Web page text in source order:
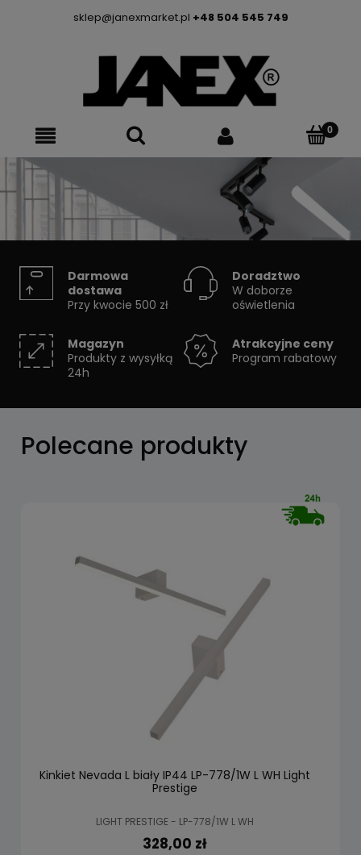
sklep@janexmarket.pl +48 504 545 749
SYSTEMY SZYNOWE
Skorzystaj z konfiguratora
Darmowa
dostawa
Przy kwocie 500 zł
Doradztwo
W doborze
oświetlenia
Magazyn
Produkty z wysyłką
24h
Atrakcyjne ceny
Program rabatowy
Polecane produkty
Kinkiet Nevada L biały IP44 LP-778/1W L WH Light
Prestige
LIGHT PRESTIGE - LP-778/1W L WH
328,00 zł